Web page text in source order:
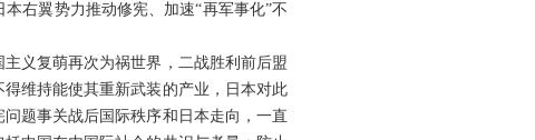
右翼势力推动修宪、加速“再军事化”不
义复萌再次为祸世界，二战胜利前后盟
维持能使其重新武装的产业，日本对此
题事关战后国际秩序和日本走向，一直